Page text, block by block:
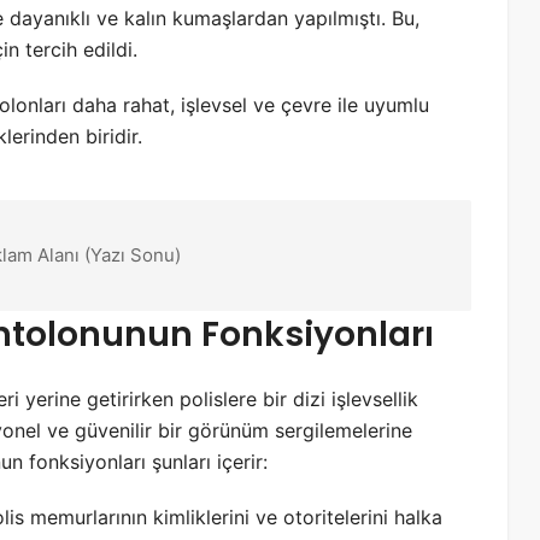
ve kalın kumaşlardan yapılmıştı. Bu,
tercih edildi.
daha rahat, işlevsel ve çevre ile uyumlu
biridir.
Alanı (Yazı Sonu)
Fonksiyonları
yerine getirirken polislere bir dizi işlevsellik
ve güvenilir bir görünüm sergilemelerine
fonksiyonları şunları içerir:
memurlarının kimliklerini ve otoritelerini halka